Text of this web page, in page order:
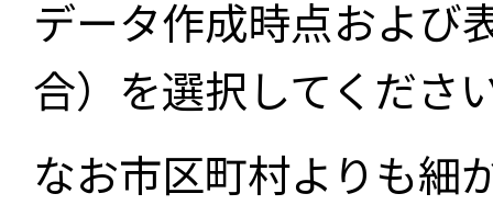
データ作成時点および
合）を選択してくださ
なお市区町村よりも細